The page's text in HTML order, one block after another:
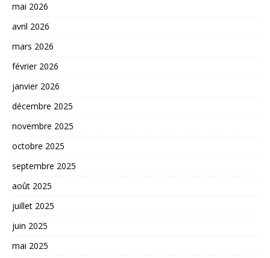
mai 2026
avril 2026
mars 2026
février 2026
janvier 2026
décembre 2025
novembre 2025
octobre 2025
septembre 2025
août 2025
juillet 2025
juin 2025
mai 2025